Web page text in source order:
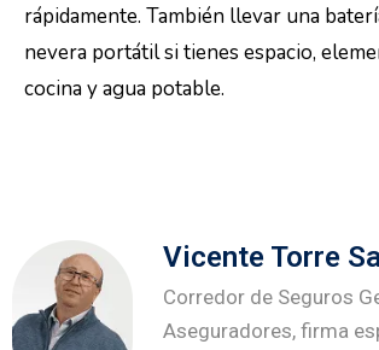
rápidamente. También llevar una
nevera portátil si tienes espacio,
cocina y agua potable.
Vicente Torre
Corredor de Seguros
Aseguradores, firma